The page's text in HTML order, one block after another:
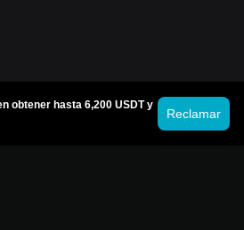
obtener hasta 6,200 USDT y
Reclamar